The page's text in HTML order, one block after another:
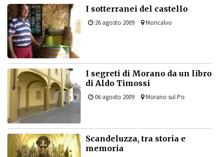
I sotterranei del castello
26 agosto 2009 Moncalvo
I segreti di Morano da un libro
di Aldo Timossi
06 agosto 2009 Morano sul Po
Scandeluzza, tra storia e
memoria